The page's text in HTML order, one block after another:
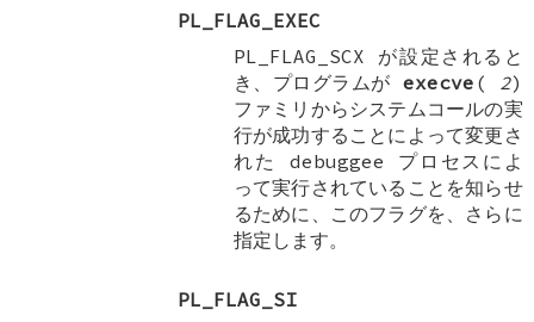
PL_FLAG_EXEC
PL_FLAG_SCX が設定されると
き、プログラムがexecve ( 2)
ファミリからシステムコールの実
行が成功することによって変更さ
れた debuggee プロセスによ
って実行されていることを知らせ
るために、このフラグを、さらに
指定します。
PL_FLAG_SI